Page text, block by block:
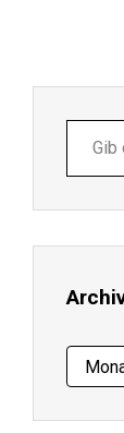
deine
E-
ein ...
Archiv